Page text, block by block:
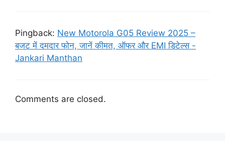
Pingback: New Motorola G05 Review 2025 –
बजट में दमदार फोन, जानें कीमत, ऑफर और EMI डिटेल्स -
Jankari Manthan
Comments are closed.